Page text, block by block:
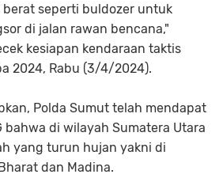
berat seperti buldozer untuk
di jalan rawan bencana,"
kesiapan kendaraan taktis
2024, Rabu (3/4/2024).
Polda Sumut telah mendapat
bahwa di wilayah Sumatera Utara
yang turun hujan yakni di
dan Madina.